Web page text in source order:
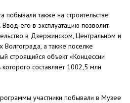
побывали также на строительстве
Ввод его в эксплуатацию позволит
в Дзержинском, Центральном и
Волгограда, а также поселке
строящийся объект «Концессии
составляет 1002,5 млн
участники побывали в Музее